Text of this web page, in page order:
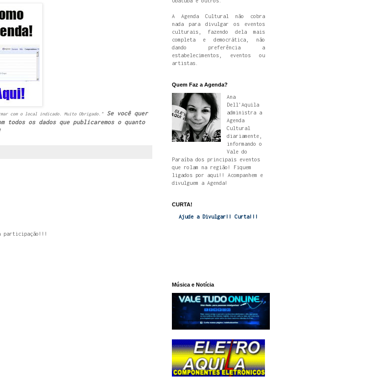
com o local indicado. Muito Obrigado."
Se você quer
todos os dados que publicaremos o quanto
participação!!!
A Agenda Cultural não cobra
nada para divulgar os eventos
culturais, fazendo dela mais
completa e democrática, não
dando preferência a
estabelecimentos, eventos ou
artistas.
Quem Faz a Agenda?
Ana
Dell'Aquila
administra a
Agenda
Cultural
diariamente,
informando o
Vale do
Paraíba dos principais eventos
que rolam na região! Fiquem
ligados por aqui!! Acompanhem e
divulguem a Agenda!
CURTA!
Ajude a Divulgar!! Curta!!!
Música e Notícia